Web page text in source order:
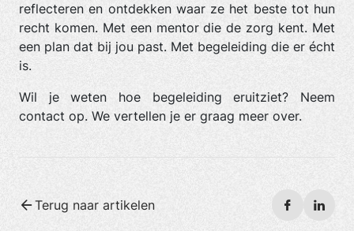
reflecteren en ontdekken waar ze het beste tot hun
recht komen. Met een mentor die de zorg kent. Met
een plan dat bij jou past. Met begeleiding die er écht
is.
Wil je weten hoe begeleiding eruitziet? Neem
contact op. We vertellen je er graag meer over.
Terug naar artikelen